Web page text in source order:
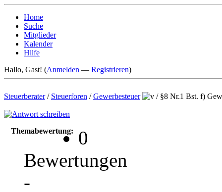
Home
Suche
Mitglieder
Kalender
Hilfe
Hallo, Gast! (Anmelden — Registrieren)
Steuerberater/ Steuerforen /Gewerbesteuer / §8 Nr.1 Bst. f)
Themabewertung:
0
Bewertungen
-